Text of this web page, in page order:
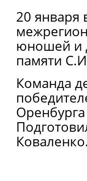
20 января
юношей и
памяти
Команда
Коваленко.